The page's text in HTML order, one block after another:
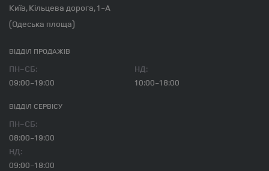
Київ, Кільцева дорога, 1-А
(Одеська площа)
ВІДДІЛ ПРОДАЖІВ
ПН-СБ:
09:00-19:00
НД:
10:00-18:00
ВІДДІЛ CЕРВІСУ
ПН-СБ:
08:00-19:00
НД:
09:00-18:00